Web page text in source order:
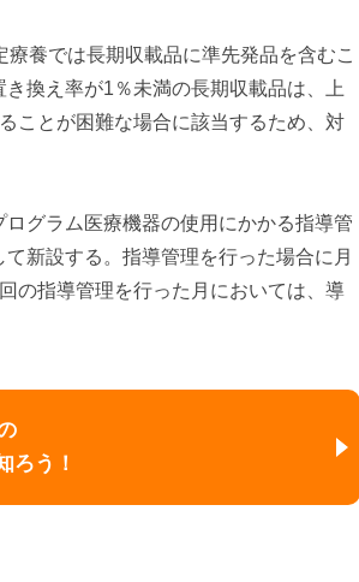
養では長期収載品に準先発品を含むこ
換え率が1％未満の長期収載品は、上
ことが困難な場合に該当するため、対
グラム医療機器の使用にかかる指導管
新設する。指導管理を行った場合に月
の指導管理を行った月においては、導
ろう！